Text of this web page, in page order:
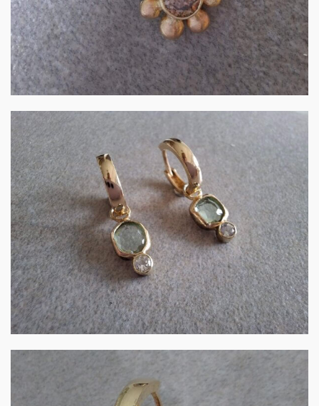
Gouden creoolhangers
met groene- en…
€480.00
IN WINKELMAND